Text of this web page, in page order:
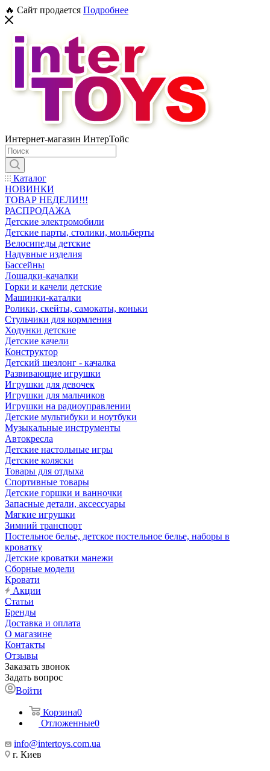
🔥 Сайт продается Подробнее
Интернет-магазин ИнтерТойс
Каталог
НОВИНКИ
ТОВАР НЕДЕЛИ!!!
РАСПРОДАЖА
Детские электромобили
Детские парты, столики, мольберты
Велосипеды детские
Надувные изделия
Бассейны
Лошадки-качалки
Горки и качели детские
Машинки-каталки
Ролики, скейты, самокаты, коньки
Стульчики для кормления
Ходунки детские
Детские качели
Конструктор
Детский шезлонг - качалка
Развивающие игрушки
Игрушки для девочек
Игрушки для мальчиков
Игрушки на радиоуправлении
Детские мультибуки и ноутбуки
Музыкальные инструменты
Автокресла
Детские настольные игры
Детские коляски
Товары для отдыха
Спортивные товары
Детские горшки и ванночки
Запасные детали, аксессуары
Мягкие игрушки
Зимний транспорт
Постельное белье, детское постельное белье, наборы в
кроватку
Детские кроватки манежи
Сборные модели
Кровати
Акции
Статьи
Бренды
Доставка и оплата
О магазине
Контакты
Отзывы
Заказать звонок
Задать вопрос
Войти
Корзина0
Отложенные0
info@intertoys.com.ua
г. Киев